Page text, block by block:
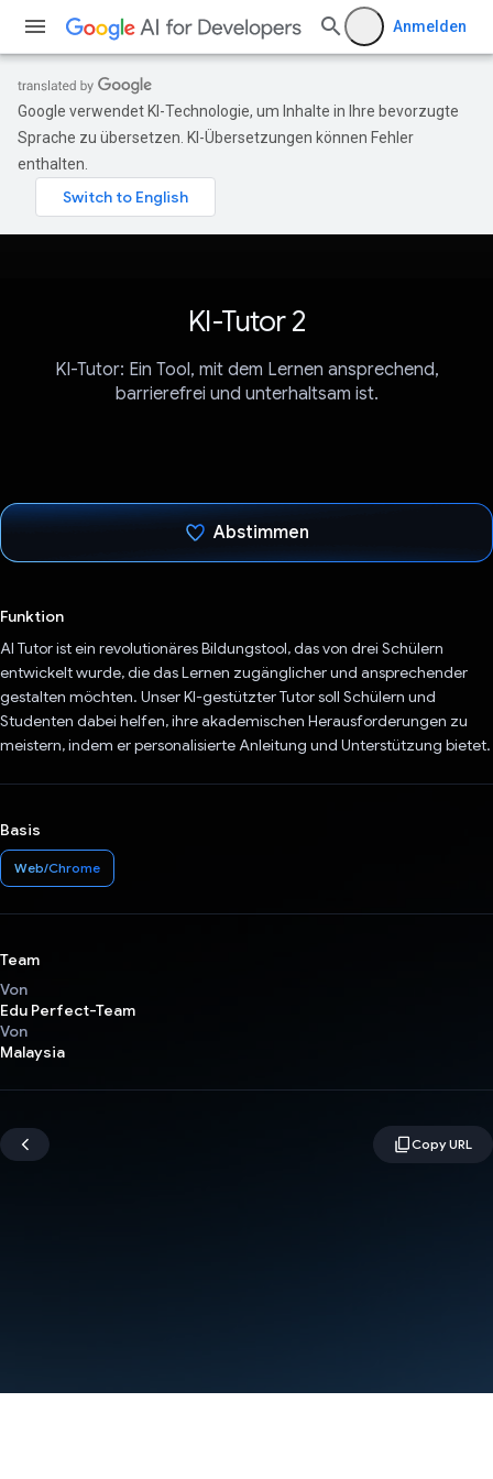
Anmelden
Google verwendet KI-Technologie, um Inhalte in Ihre bevorzugte
Sprache zu übersetzen. KI-Übersetzungen können Fehler
enthalten.
KI-Tutor 2
KI-Tutor: Ein Tool, mit dem Lernen ansprechend,
barrierefrei und unterhaltsam ist.
Abstimmen
Funktion
AI Tutor ist ein revolutionäres Bildungstool, das von drei Schülern
entwickelt wurde, die das Lernen zugänglicher und ansprechender
gestalten möchten. Unser KI-gestützter Tutor soll Schülern und
Studenten dabei helfen, ihre akademischen Herausforderungen zu
meistern, indem er personalisierte Anleitung und Unterstützung bietet.
Basis
Web/Chrome
Team
Von
Edu Perfect-Team
Von
Malaysia